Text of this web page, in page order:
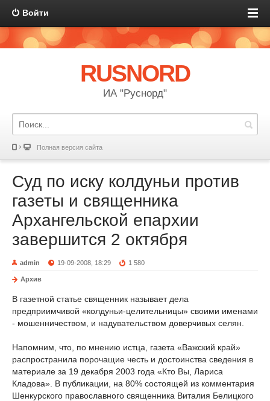
Войти
RUSNORD
ИА "Руснорд"
Полная версия сайта
Суд по иску колдуньи против
газеты и священника
Архангельской епархии
завершится 2 октября
admin 19-09-2008, 18:29 1 580
Архив
В газетной статье священник называет дела
предприимчивой «колдуньи-целительницы» своими именами
- мошенничеством, и надувательством доверчивых селян.
Напомним, что, по мнению истца, газета «Важский край»
распространила порочащие честь и достоинства сведения в
материале за 19 декабря 2003 года «Кто Вы, Лариса
Кладова». В публикации, на 80% состоящей из комментария
Шенкурского православного священника Виталия Белицкого